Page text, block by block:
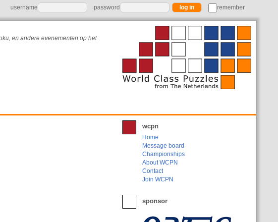
username password remember
en andere evenementen op het
wcpn
Home
Message board
Championships
About WCPN
Contact
Join WCPN
sponsor